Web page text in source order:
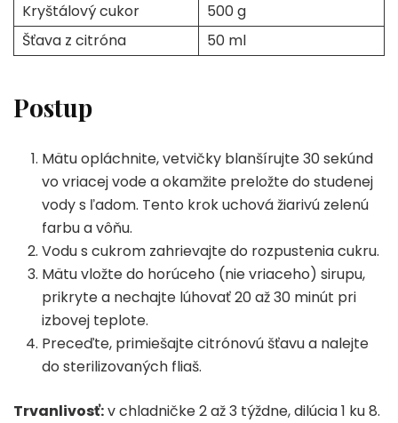
Kryštálový cukor
500 g
Šťava z citróna
50 ml
Postup
Mätu opláchnite, vetvičky blanšírujte 30 sekúnd
vo vriacej vode a okamžite preložte do studenej
vody s ľadom. Tento krok uchová žiarivú zelenú
farbu a vôňu.
Vodu s cukrom zahrievajte do rozpustenia cukru.
Mätu vložte do horúceho (nie vriaceho) sirupu,
prikryte a nechajte lúhovať 20 až 30 minút pri
izbovej teplote.
Preceďte, primiešajte citrónovú šťavu a nalejte
do sterilizovaných fliaš.
Trvanlivosť:v chladničke 2 až 3 týždne, dilúcia 1 ku 8.